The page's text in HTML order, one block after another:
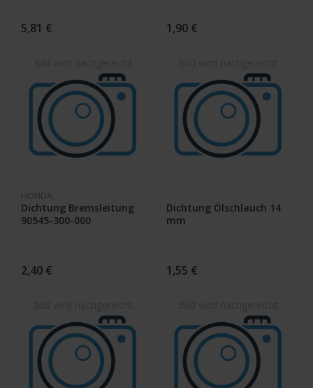
5,81 € 1,90 €
HONDA
Dichtung Bremsleitung
90545-300-000
2,40 €
Dichtung Ölschlauch 14
mm
1,55 €